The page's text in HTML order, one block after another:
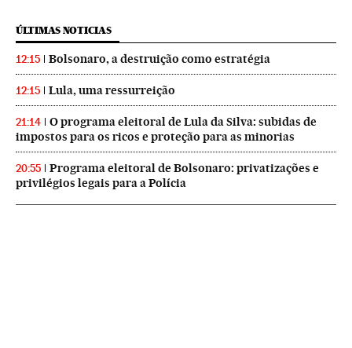
ÚLTIMAS NOTICIAS
12:15 Bolsonaro, a destruição como estratégia
12:15 Lula, uma ressurreição
21:14
O programa eleitoral de Lula da Silva: subidas de
impostos para os ricos e proteção para as minorias
20:55
Programa eleitoral de Bolsonaro: privatizações e
privilégios legais para a Polícia